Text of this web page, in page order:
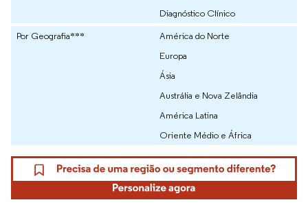
Diagnóstico Clínico
Por Geografia***
América do Norte
Europa
Ásia
Austrália e Nova Zelândia
América Latina
Oriente Médio e África